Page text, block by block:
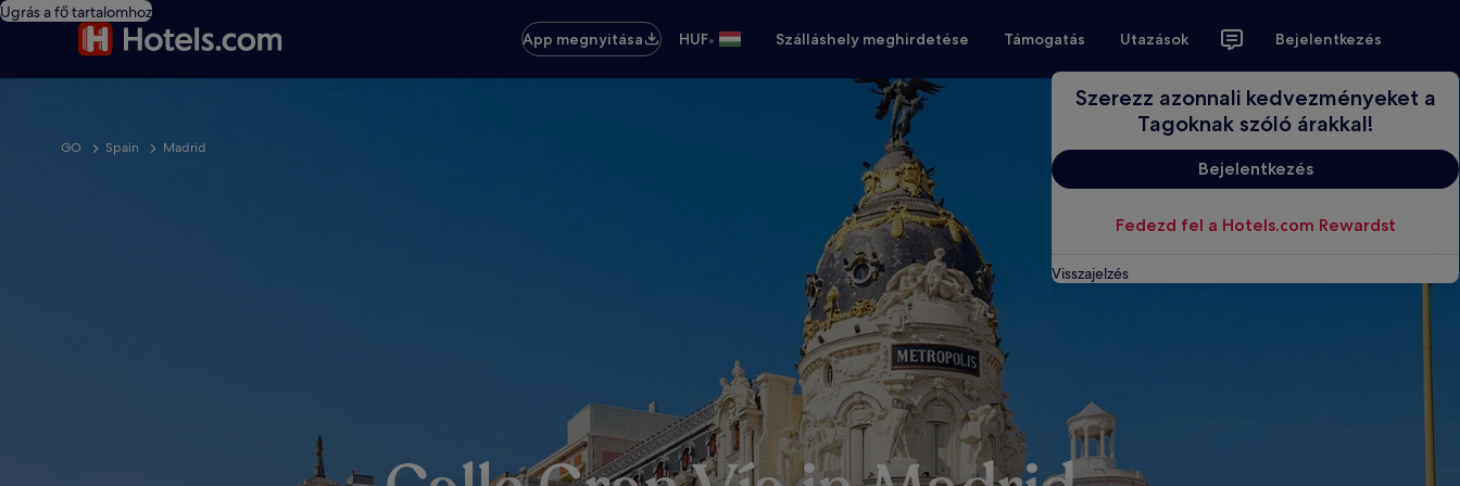
Ugrás a fő tartalomhoz
App megnyitása
HUF• Szálláshely meghirdetése Támogatás Utazások Bejelentkezés
Szerezz azonnali kedvezményeket a
Tagoknak szóló árakkal!
Bejelentkezés
Fedezd fel a Hotels.com Rewardst
Visszajelzés
GO Spain Madrid